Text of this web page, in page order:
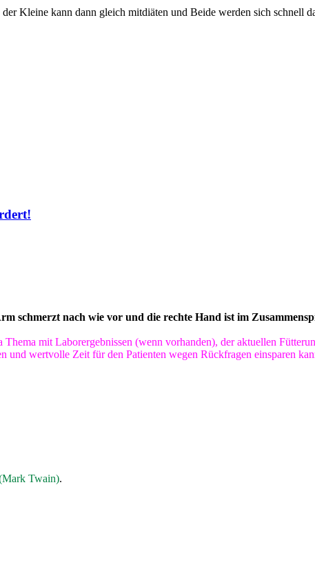
Kleine kann dann gleich mitdiäten und Beide werden sich schnell
schmerzt nach wie vor und die rechte Hand ist im
mit Laborergebnissen (wenn vorhanden), der aktuellen
und wertvolle Zeit für den Patienten wegen Rückfragen einsparen
Twain).